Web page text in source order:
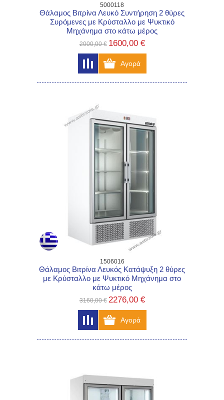
5000118
Θάλαμος Βιτρίνα Λευκό Συντήρηση 2 θύρες
Συρόμενες με Κρύσταλλο με Ψυκτικό
Μηχάνημα στο κάτω μέρος
2000,00 € 1600,00 €
1506016
Θάλαμος Βιτρίνα Λευκός Κατάψυξη 2 θύρες
με Κρύσταλλο με Ψυκτικό Μηχάνημα στο
κάτω μέρος
3160,00 € 2276,00 €